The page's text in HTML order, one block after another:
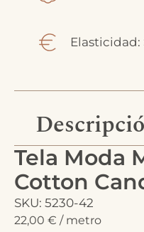
Elasticidad:
Tela Moda
Cotton
SKU: 5230-42
22,00 € / metro